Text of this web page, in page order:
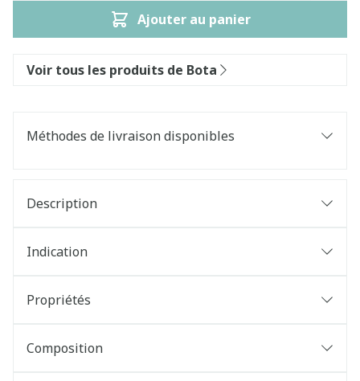
Ajouter au panier
Voir tous les produits de Bota
Méthodes de livraison disponibles
Description
Indication
Propriétés
Composition